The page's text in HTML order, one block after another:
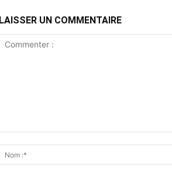
LAISSER UN COMMENTAIRE